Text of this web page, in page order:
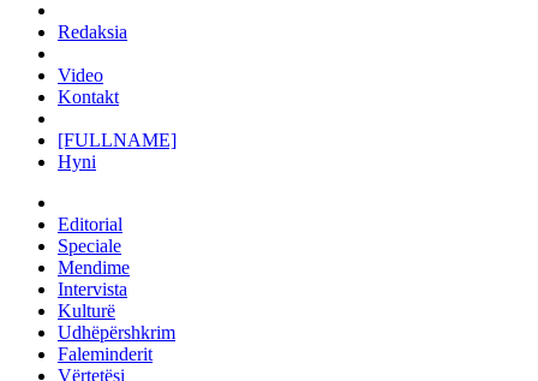
Redaksia
Video
Kontakt
[FULLNAME]
Hyni
Editorial
Speciale
Mendime
Intervista
Kulturë
Udhëpërshkrim
Faleminderit
Vërtetësi